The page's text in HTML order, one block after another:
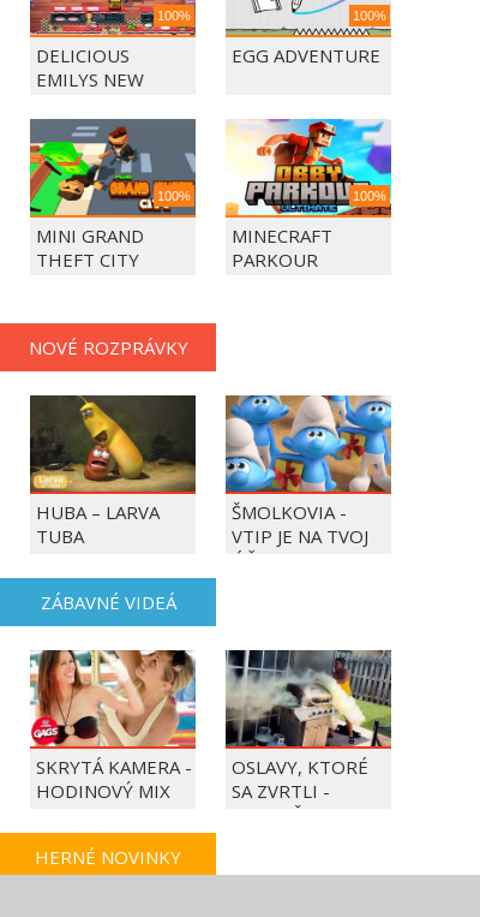
100%
DELICIOUS
EMILYS NEW
100%
EGG ADVENTURE
100%
MINI GRAND
THEFT CITY
100%
MINECRAFT
PARKOUR
NOVÉ ROZPRÁVKY
HUBA – LARVA
TUBA
ŠMOLKOVIA -
VTIP JE NA TVOJ
ÚČET
ZÁBAVNÉ VIDEÁ
SKRYTÁ KAMERA -
HODINOVÝ MIX
OSLAVY, KTORÉ
SA ZVRTLI -
NAJLEPŠIE
HERNÉ NOVINKY